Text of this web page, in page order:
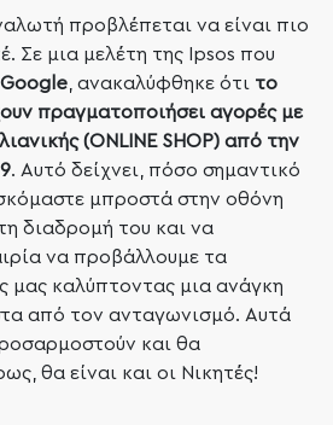
προβλέπεται να είναι πιο
Σε μια μελέτη της Ipsos που
Google, ανακαλύφθηκε ότι το
πραγματοποιήσει αγορές με
(ONLINE SHOP) από την
. Αυτό δείχνει, πόσο σημαντικό
μπροστά στην οθόνη
διαδρομή του και να
να προβάλλουμε τα
μας καλύπτοντας μια ανάγκη
από τον ανταγωνισμό. Αυτά
και θα
θα είναι και οι Νικητές!